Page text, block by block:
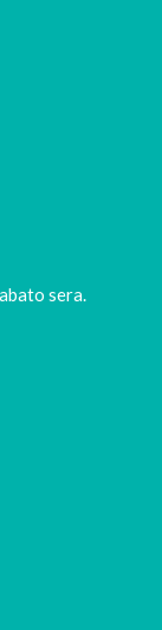
sera.